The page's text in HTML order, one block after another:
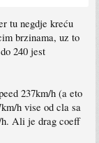
tu negdje kreću
brzinama, uz to
240 jest
237km/h (a eto
h vise od cla sa
h. Ali je drag coeff